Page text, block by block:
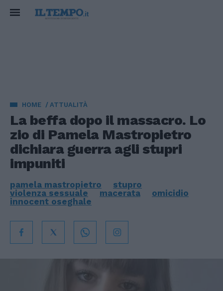
HOME ATTUALITÀ
La beffa dopo il massacro. Lo
zio di Pamela Mastropietro
dichiara guerra agli stupri
impuniti
pamela mastropietro
stupro
violenza sessuale
macerata
omicidio
innocent oseghale